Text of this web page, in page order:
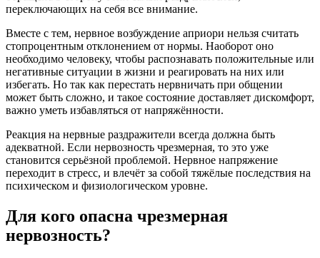
переключающих на себя все внимание.
Вместе с тем, нервное возбуждение априори нельзя считать
стопроцентным отклонением от нормы. Наоборот оно
необходимо человеку, чтобы распознавать положительные или
негативные ситуации в жизни и реагировать на них или
избегать. Но так как перестать нервничать при общении
может быть сложно, и такое состояние доставляет дискомфорт,
важно уметь избавляться от напряжённости.
Реакция на нервные раздражители всегда должна быть
адекватной. Если нервозность чрезмерная, то это уже
становится серьёзной проблемой. Нервное напряжение
переходит в стресс, и влечёт за собой тяжёлые последствия на
психическом и физиологическом уровне.
Для кого опасна чрезмерная
нервозность?